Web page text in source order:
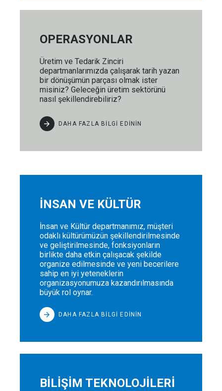
OPERASYONLAR
Üretim ve Tedarik Zinciri
departmanlarımızda çalışarak tarih yazan
bir dönüşümün parçası olmak ister
misiniz? Geleceğin üretim sektörünü
nasıl şekillendirebiliriz?
DAHA FAZLA BİLGİ EDİNİN
İNSAN VE KÜLTÜR
İnsan ve Kültür departmanımız, müşteri
odaklı kültürümüzün şekillendirilmesinde
ve geliştirilmesinde, fonksiyonların
birlikte daha etkin çalışacak şekilde
organize edilmesinde ve yeni becerilere
sahip en iyi yeteneklerin
organizasyonumuza kazandırılmasında
büyük rol oynar.
DAHA FAZLA BİLGİ EDİNİN
BİLİŞİM TEKNOLOJİLERİ